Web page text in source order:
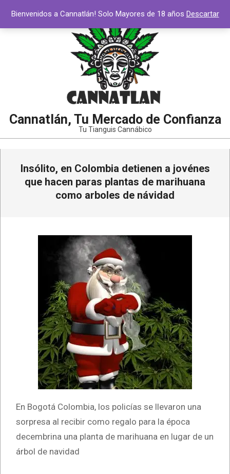
contenido
Cannatlán, Tu Mercado de Confianza
Tu Tianguis Cannábico
navegación
Insólito, en Colombia detienen a jovénes
que hacen paras plantas de marihuana
como arboles de návidad
En Bogotá Colombia, los policías se llevaron una
sorpresa al recibir como regalo para la época
decembrina una planta de marihuana en lugar de un
árbol de navidad
Bienvenidos a Cannatlán! Solo Mayores de 18 años Descartar